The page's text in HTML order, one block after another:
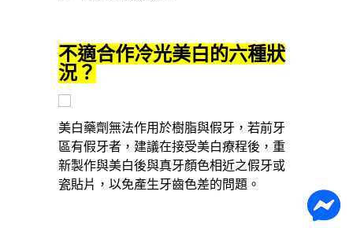
不適合作冷光美白的六種狀
況？
美白藥劑無法作用於樹脂與假牙，若前牙
區有假牙者，建議在接受美白療程後，重
新製作與美白後與真牙顏色相近之假牙或
瓷貼片，以免產生牙齒色差的問題。